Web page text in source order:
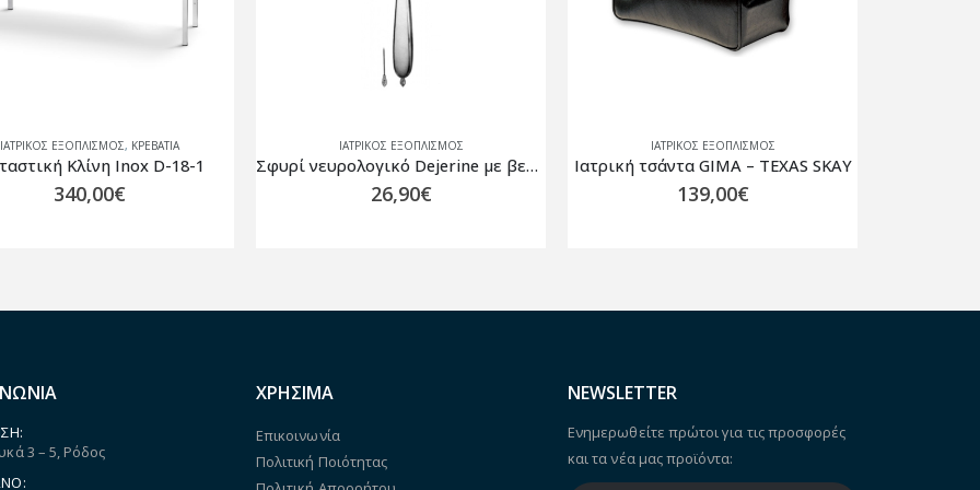
ΙΑΤΡΙΚΟΣ ΕΞΟΠΛΙΣΜΟΣ
26,90€
ΙΑΤΡΙΚΟΣ ΕΞΟΠΛΙΣΜΟΣ
Ιατρική τσάντα GIMA – TEXAS SKAY
139,00
ΙΑΤΡΙΚΟΣ ΕΞΟΠΛΙΣΜΟΣ
139,00
3 – 5, Ρόδος
ΧΡΗΣΙΜΑ
Επικοινωνία
Πολιτική Ποιότητας
NEWSLETTER
Ενημερωθείτε πρώτοι για τις προσφορές
και τα νέα μας προϊόντα: